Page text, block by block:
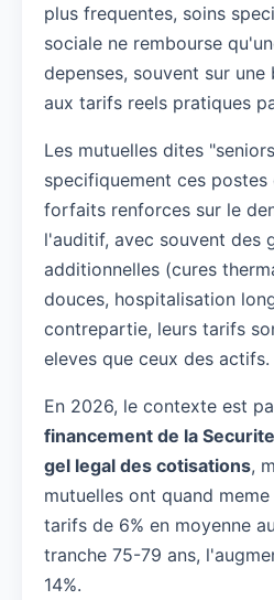
plus frequentes, soins
sociale ne rembourse
depenses, souvent sur
aux tarifs reels pratiques
Les mutuelles dites
specifiquement ces
forfaits renforces sur le
l'auditif, avec souvent des
additionnelles (cures
douces, hospitalisation
contrepartie, leurs tarifs
eleves que ceux des actifs.
En 2026, le contexte est
financement de la
gel legal des cotisations,
mutuelles ont quand
tarifs de 6% en moyenne
tranche 75-79 ans,
14%.